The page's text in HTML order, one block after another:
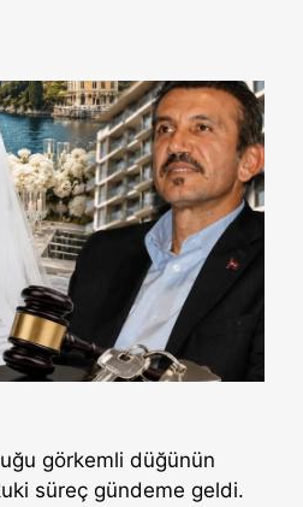
görkemli düğünün
süreç gündeme geldi.